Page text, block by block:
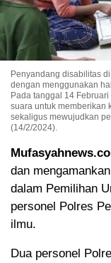
Penyandang disabilitas
dengan menggunakan
Pada tanggal 14
suara untuk memberikan
sekaligus mewujudkan
(14/2/2024).
dan
dalam Pemilihan
personel Polres
ilmu.
Dua personel